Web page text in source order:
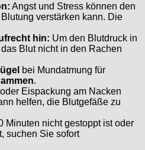
Angst und Stress können den
verstärken kann. Die
hin: Um den Blutdruck in
Blut nicht in den Rachen
bei Mundatmung für
.
Eispackung am Nacken
helfen, die Blutgefäße zu
Minuten nicht gestoppt ist oder
suchen Sie sofort